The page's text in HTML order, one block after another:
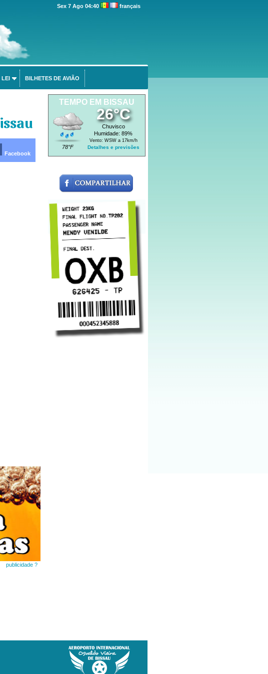
Sex 7 Ago 04:40 français
LEI BILHETES DE AVIÃO
Facebook
publicidade ?
TEMPO EM BISSAU
78°F
26°C
Chuvisco
Humidade: 89%
Vento: WSW a 17km/h
Detalhes e previsões